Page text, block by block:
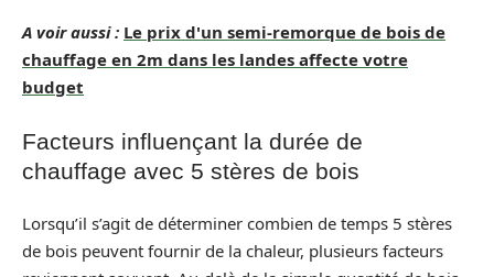
A voir aussi : Le prix d'un semi-remorque de bois de
chauffage en 2m dans les landes affecte votre
budget
Facteurs influençant la durée de
chauffage avec 5 stères de bois
Lorsqu’il s’agit de déterminer combien de temps 5 stères
de bois peuvent fournir de la chaleur, plusieurs facteurs